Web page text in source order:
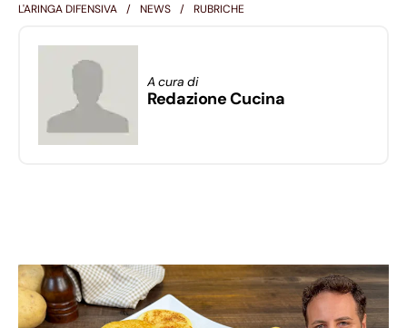
L'ARINGA DIFENSIVA NEWS RUBRICHE
A cura di
Redazione Cucina